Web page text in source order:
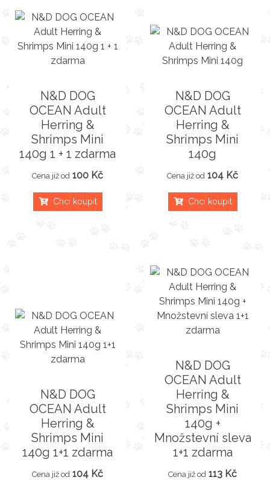
N&D DOG
OCEAN Adult
Herring &
Shrimps Mini
140g 1 + 1 zdarma
Cena již od 100 Kč
Chci koupit
N&D DOG
OCEAN Adult
Herring &
Shrimps Mini
140g
Cena již od 104 Kč
Chci koupit
N&D DOG
OCEAN Adult
Herring &
Shrimps Mini
140g 1+1 zdarma
Cena již od 104 Kč
N&D DOG
OCEAN Adult
Herring &
Shrimps Mini
140g +
Množstevní sleva
1+1 zdarma
Cena již od 113 Kč